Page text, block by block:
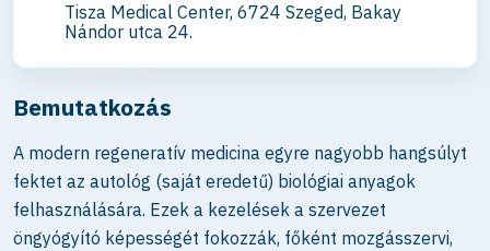
Tisza Medical Center, 6724 Szeged, Bakay
Nándor utca 24.
Bemutatkozás
A modern regeneratív medicina egyre nagyobb hangsúlyt
fektet az autológ (saját eredetű) biológiai anyagok
felhasználására. Ezek a kezelések a szervezet
öngyógyító képességét fokozzák, főként mozgásszervi,